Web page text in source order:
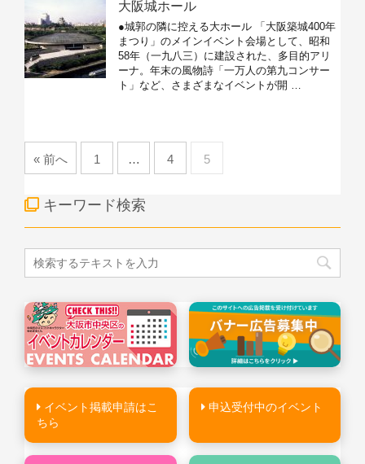
大阪城ホール
●城郭の隣に控える大ホール 「大阪築城400年
まつり」のメインイベント会場として、昭和
58年（一九八三）に建設された、多目的アリ
ーナ。年末の風物詩「一万人の第九コンサー
ト」など、さまざまなイベントが開 …
« 前へ 1 … 4 5
キーワード検索
イベント掲載申請はこ
ちら
申込受付中のイベント